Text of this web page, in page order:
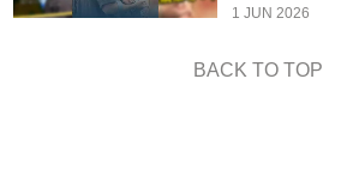
1 JUN 2026
BACK TO TOP